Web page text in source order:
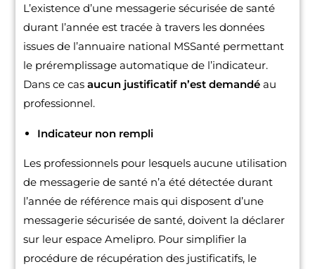
L’existence d’une messagerie sécurisée de santé
durant l’année est tracée à travers les données
issues de l’annuaire national MSSanté permettant
le préremplissage automatique de l’indicateur.
Dans ce casaucun justificatif n’est demandé au
professionnel.
Indicateur non rempli
Les professionnels pour lesquels aucune utilisation
de messagerie de santé n’a été détectée durant
l’année de référence mais qui disposent d’une
messagerie sécurisée de santé, doivent la déclarer
sur leur espace Amelipro. Pour simplifier la
procédure de récupération des justificatifs, le